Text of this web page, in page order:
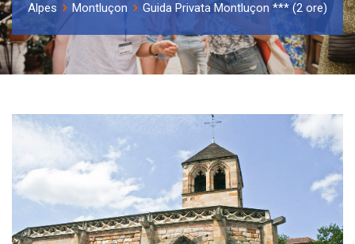
Alpes
Montluçon Guida Privata Montluçon *** (2 ore)